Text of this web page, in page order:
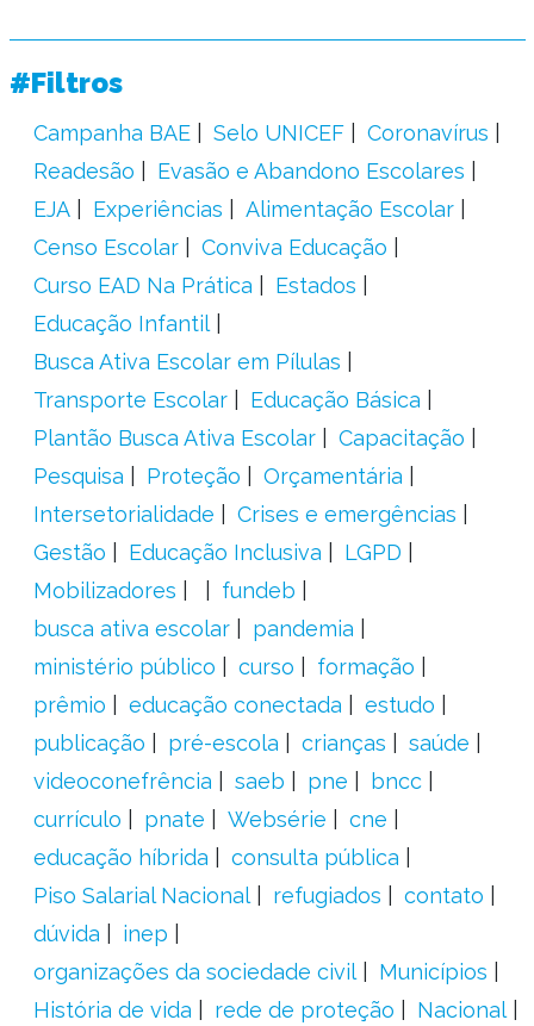
#Filtros
Campanha BAE Selo UNICEF
Coronavírus
Readesão
Evasão e Abandono Escolares
EJA
Experiências
Alimentação Escolar
Censo Escolar
Conviva Educação
Curso EAD Na Prática
Estados
Educação Infantil
Busca Ativa Escolar em Pílulas
Transporte Escolar
Educação Básica
Plantão Busca Ativa Escolar
Capacitação
Pesquisa
Proteção
Orçamentária
Intersetorialidade
Crises e emergências
Gestão
Educação Inclusiva
LGPD
Mobilizadores
fundeb
busca ativa escolar
pandemia
ministério público
curso
formação
prêmio
educação conectada
estudo
publicação
pré-escola crianças
saúde
videoconefrência
saeb pne
bncc
currículo
pnate Websérie
cne
educação híbrida
consulta pública
Piso Salarial Nacional
refugiados
contato
dúvida
inep
organizações da sociedade civil
Municípios
História de vida
rede de proteção
Nacional